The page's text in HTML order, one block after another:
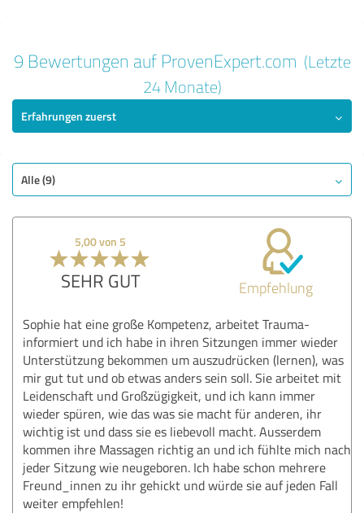
SEHR GUT
Untersuchung
Beratung
Behandlung
Bewertung anzeigen
9 Bewertungen auf ProvenExpert.com (Letzte
24 Monate)
Erfahrungen zuerst
Alle (9)
5,00 von 5
SEHR GUT Empfehlung
Sophie hat eine große Kompetenz, arbeitet Trauma-
informiert und ich habe in ihren Sitzungen immer wieder
Unterstützung bekommen um auszudrücken (lernen), was
mir gut tut und ob etwas anders sein soll. Sie arbeitet mit
Leidenschaft und Großzügigkeit, und ich kann immer
wieder spüren, wie das was sie macht für anderen, ihr
wichtig ist und dass sie es liebevoll macht. Ausserdem
kommen ihre Massagen richtig an und ich fühlte mich nach
jeder Sitzung wie neugeboren. Ich habe schon mehrere
Freund_innen zu ihr gehickt und würde sie auf jeden Fall
weiter empfehlen!